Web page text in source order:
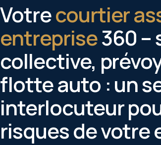
Votrecourtier
entreprise360 –
collective,
flotte auto : un
interlocuteur
risques de votre